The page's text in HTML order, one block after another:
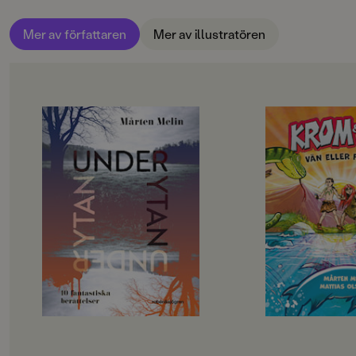
Mer av författaren Mer av illustratören
OM BOKEN
I Under ytan ryms tio rysliga och
övernaturliga berättelser där
vardagen plötsligt spricker. En
skolpjäs får en kuslig koppling till
en flicka som dog för decennier
sedan. En pojke möter Döden i
gestalt av en jämnårig kille. I en
övergiven villa visar det sig att
spöken inte bara är rykten; och i
havets djup döljer sig en hemlighet
som förändrar allt. Här finns
vampyrer, hämndlystna
gårdstomtar och osynliga krafter
OM BOKEN
Krom och Nea är
men bara i
familjer är fiender
rasande om de fick
Därför måste Krom
allt i smyg: simma,
om den stora
grottan där Krom
liv. Men det blir allt
vänskapen hemlig
måste de välja: ska
sina familjer – eller
tillsammans?